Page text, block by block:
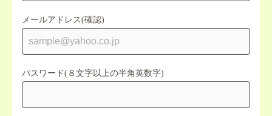
メールアドレス(確認)
パスワード(８文字以上の半角英数字)